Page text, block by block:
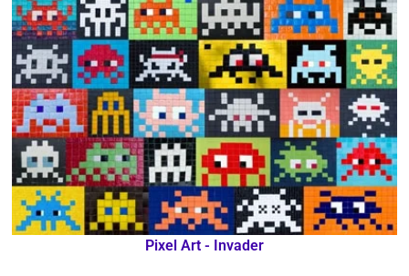
Pixel Art - Invader